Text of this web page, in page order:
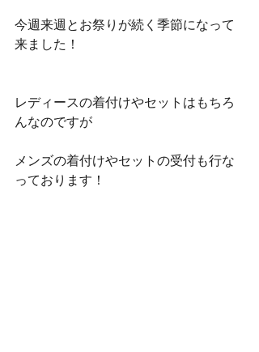
今週来週とお祭りが続く季節になって
来ました！
レディースの着付けやセットはもちろ
んなのですが
メンズの着付けやセットの受付も行な
っております！